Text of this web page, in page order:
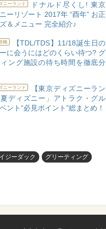
ニーランド
ドナルド尽くし! 東京
ーリゾート 2017年 “酉年” お正
＆メニュー 完全紹介♪
略
【TDL/TDS】11/18誕生日の
に会うにはどのくらい待つ? グ
ィング施設の待ち時間を徹底分
ニーランド
【東京ディズニーラン
夏ディズニー」アトラク・グル
ント“必見ポイント”総まとめ！
ジーダック グリーティング